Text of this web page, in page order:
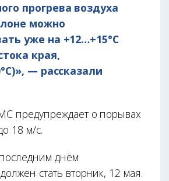
прогрева воздуха
можно
уже на +12…+15°С
края,
— рассказали
предупреждает о порывах
18 м/с.
днём
стать вторник, 12 мая.